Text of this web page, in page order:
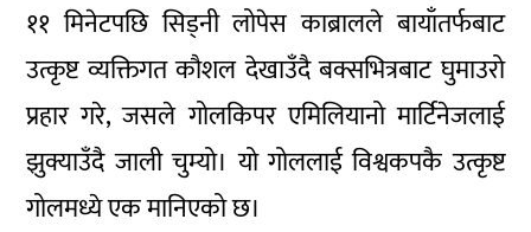
११ मिनेटपछि सिड्नी लोपेस काब्रालले बायाँतर्फबाट
उत्कृष्ट व्यक्तिगत कौशल देखाउँदै बक्सभित्रबाट घुमाउरो
प्रहार गरे, जसले गोलकिपर एमिलियानो मार्टिनेजलाई
झुक्याउँदै जाली चुम्यो। यो गोललाई विश्वकपकै उत्कृष्ट
गोलमध्ये एक मानिएको छ।